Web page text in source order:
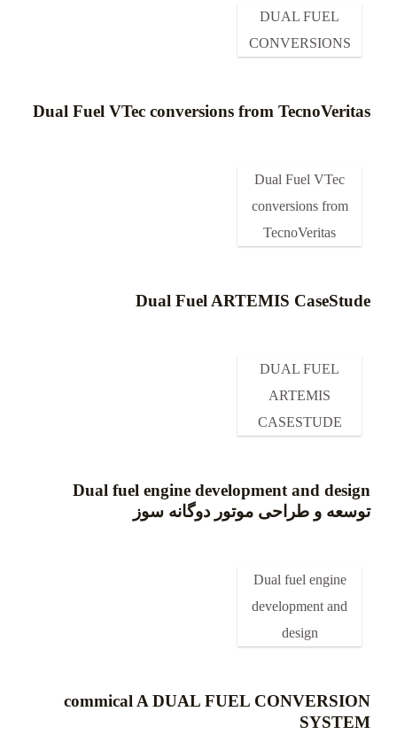
DUAL FUEL
CONVERSIONS
Dual Fuel VTec conversions from TecnoVeritas
Dual Fuel VTec
conversions from
TecnoVeritas
Dual Fuel ARTEMIS CaseStude
DUAL FUEL
ARTEMIS
CASESTUDE
Dual fuel engine development and design
توسعه و طراحی موتور دوگانه سوز
Dual fuel engine
development and
design
commical A DUAL FUEL CONVERSION
SYSTEM